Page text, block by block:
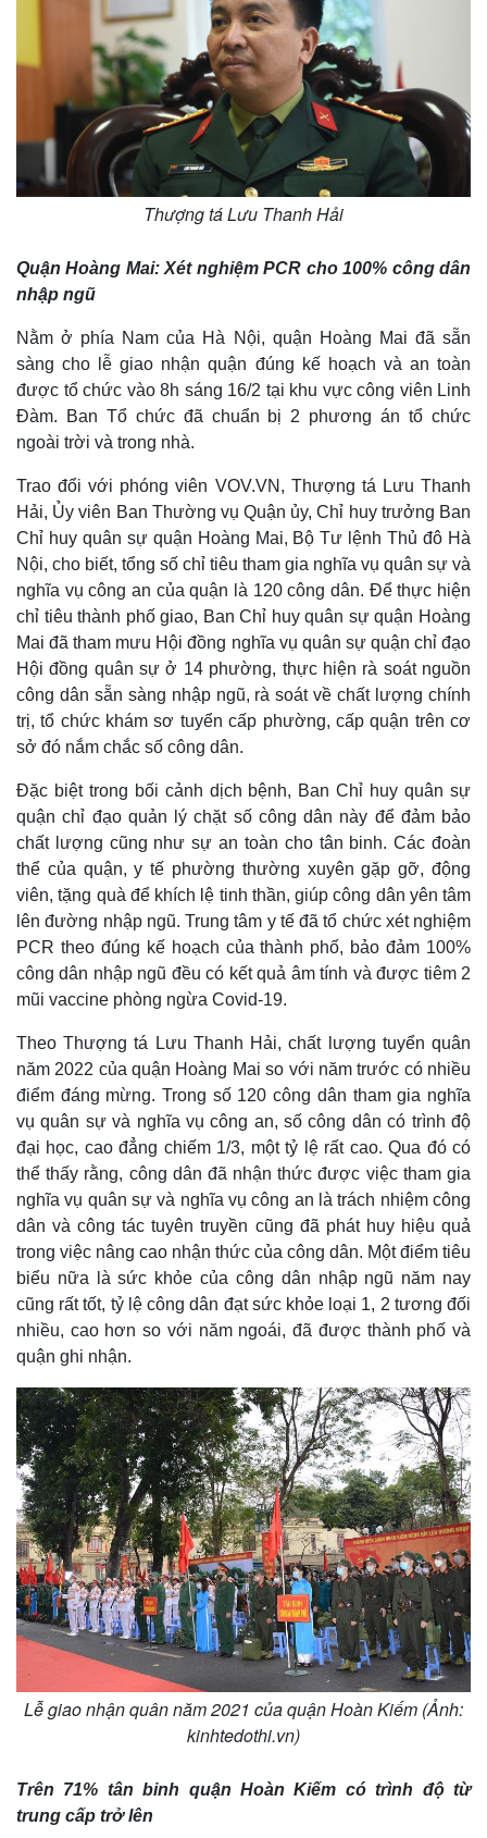
Bất động sản
Khởi nghiệp
Thị trường
Giá vàng
Tiêu dùng
Tỷ giá
Chứng khoán
Thượng tá Lưu Thanh Hải
Quận Hoàng Mai: Xét nghiệm PCR cho 100% công dân
nhập ngũ
Nằm ở phía Nam của Hà Nội, quận Hoàng Mai đã sẵn
sàng cho lễ giao nhận quận đúng kế hoạch và an toàn
được tổ chức vào 8h sáng 16/2 tại khu vực công viên Linh
Đàm. Ban Tổ chức đã chuẩn bị 2 phương án tổ chức
ngoài trời và trong nhà.
Trao đổi với phóng viên VOV.VN, Thượng tá Lưu Thanh
Hải, Ủy viên Ban Thường vụ Quận ủy, Chỉ huy trưởng Ban
Chỉ huy quân sự quận Hoàng Mai, Bộ Tư lệnh Thủ đô Hà
Nội, cho biết, tổng số chỉ tiêu tham gia nghĩa vụ quân sự và
nghĩa vụ công an của quận là 120 công dân. Để thực hiện
chỉ tiêu thành phố giao, Ban Chỉ huy quân sự quận Hoàng
Mai đã tham mưu Hội đồng nghĩa vụ quân sự quận chỉ đạo
Hội đồng quân sự ở 14 phường, thực hiện rà soát nguồn
công dân sẵn sàng nhập ngũ, rà soát về chất lượng chính
trị, tổ chức khám sơ tuyển cấp phường, cấp quận trên cơ
sở đó nắm chắc số công dân.
Đặc biệt trong bối cảnh dịch bệnh, Ban Chỉ huy quân sự
quận chỉ đạo quản lý chặt số công dân này để đảm bảo
chất lượng cũng như sự an toàn cho tân binh. Các đoàn
thể của quận, y tế phường thường xuyên gặp gỡ, động
viên, tặng quà để khích lệ tinh thần, giúp công dân yên tâm
lên đường nhập ngũ. Trung tâm y tế đã tổ chức xét nghiệm
PCR theo đúng kế hoạch của thành phố, bảo đảm 100%
công dân nhập ngũ đều có kết quả âm tính và được tiêm 2
mũi vaccine phòng ngừa Covid-19.
Theo Thượng tá Lưu Thanh Hải, chất lượng tuyển quân
năm 2022 của quận Hoàng Mai so với năm trước có nhiều
điểm đáng mừng. Trong số 120 công dân tham gia nghĩa
vụ quân sự và nghĩa vụ công an, số công dân có trình độ
đại học, cao đẳng chiếm 1/3, một tỷ lệ rất cao. Qua đó có
thể thấy rằng, công dân đã nhận thức được việc tham gia
nghĩa vụ quân sự và nghĩa vụ công an là trách nhiệm công
dân và công tác tuyên truyền cũng đã phát huy hiệu quả
trong việc nâng cao nhận thức của công dân. Một điểm tiêu
biểu nữa là sức khỏe của công dân nhập ngũ năm nay
cũng rất tốt, tỷ lệ công dân đạt sức khỏe loại 1, 2 tương đối
nhiều, cao hơn so với năm ngoái, đã được thành phố và
quận ghi nhận.
Lễ giao nhận quân năm 2021 của quận Hoàn Kiếm (Ảnh:
kinhtedothi.vn)
Trên 71% tân binh quận Hoàn Kiếm có trình độ từ
trung cấp trở lên